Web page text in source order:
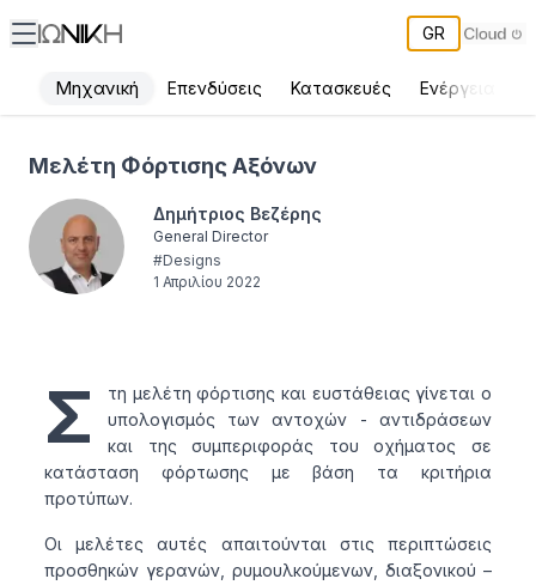
GR
Μηχανική Επενδύσεις Κατασκευές Ενέργεια
Μελέτη Φόρτισης Αξόνων
Δημήτριος Βεζέρης
General Director
#Designs
1 Απριλίου 2022
Σ
τη μελέτη φόρτισης και ευστάθειας γίνεται ο
υπολογισμός των αντοχών - αντιδράσεων
και της συμπεριφοράς του οχήματος σε
κατάσταση φόρτωσης με βάση τα κριτήρια
προτύπων.
Οι μελέτες αυτές απαιτούνται στις περιπτώσεις
προσθηκών γερανών, ρυμουλκούμενων, διαξονικού –